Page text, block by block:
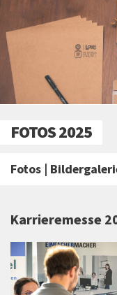
FOTOS 2025
Fotos |
Karrieremesse